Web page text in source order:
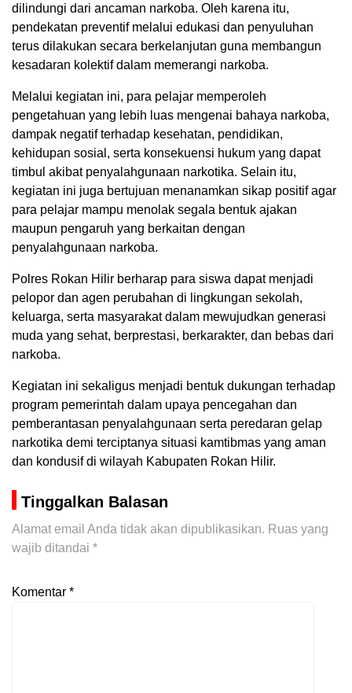
dilindungi dari ancaman narkoba. Oleh karena itu,
pendekatan preventif melalui edukasi dan penyuluhan
terus dilakukan secara berkelanjutan guna membangun
kesadaran kolektif dalam memerangi narkoba.
Melalui kegiatan ini, para pelajar memperoleh
pengetahuan yang lebih luas mengenai bahaya narkoba,
dampak negatif terhadap kesehatan, pendidikan,
kehidupan sosial, serta konsekuensi hukum yang dapat
timbul akibat penyalahgunaan narkotika. Selain itu,
kegiatan ini juga bertujuan menanamkan sikap positif agar
para pelajar mampu menolak segala bentuk ajakan
maupun pengaruh yang berkaitan dengan
penyalahgunaan narkoba.
Polres Rokan Hilir berharap para siswa dapat menjadi
pelopor dan agen perubahan di lingkungan sekolah,
keluarga, serta masyarakat dalam mewujudkan generasi
muda yang sehat, berprestasi, berkarakter, dan bebas dari
narkoba.
Kegiatan ini sekaligus menjadi bentuk dukungan terhadap
program pemerintah dalam upaya pencegahan dan
pemberantasan penyalahgunaan serta peredaran gelap
narkotika demi terciptanya situasi kamtibmas yang aman
dan kondusif di wilayah Kabupaten Rokan Hilir.
Tinggalkan Balasan
Alamat email Anda tidak akan dipublikasikan. Ruas yang
wajib ditandai *
Komentar *